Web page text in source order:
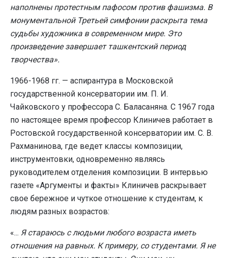
наполнены протестным пафосом против фашизма. В
монументальной Третьей симфонии раскрыта тема
судьбы художника в современном мире. Это
произведение завершает ташкентский период
творчества».
1966-1968 гг. — аспирантура в Московской
государственной консерватории им. П. И.
Чайковского у профессора С. Баласаняна. С 1967 года
по настоящее время профессор Клиничев работает в
Ростовской государственной консерватории им. С. В.
Рахманинова, где ведет классы композиции,
инструментовки, одновременно являясь
руководителем отделения композиции. В интервью
газете «Аргументы и факты» Клиничев раскрывает
свое бережное и чуткое отношение к студентам, к
людям разных возрастов:
«... Я стараюсь с людьми любого возраста иметь
отношения на равных. К примеру, со студентами. Я не